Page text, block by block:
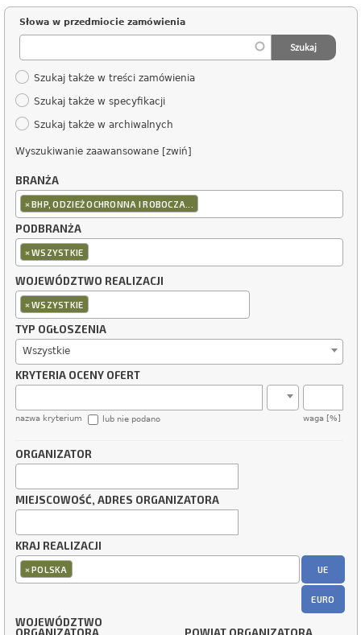
Słowa w przedmiocie zamówienia
Szukaj także w treści zamówienia
Szukaj także w specyfikacji
Szukaj także w archiwalnych
Wyszukiwanie zaawansowane [zwiń]
BRANŻA
×BHP, ODZIEŻ OCHRONNA I ROBOCZA...
PODBRANŻA
×WSZYSTKIE
WOJEWÓDZTWO REALIZACJI
×WSZYSTKIE
TYP OGŁOSZENIA
Wszystkie
KRYTERIA OCENY OFERT
nazwa kryterium waga [%]
lub nie podano
ORGANIZATOR
MIEJSCOWOŚĆ, ADRES ORGANIZATORA
KRAJ REALIZACJI
×POLSKA UE
EURO
WOJEWÓDZTWO